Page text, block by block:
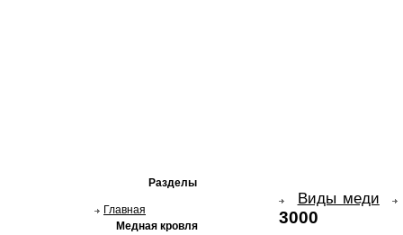
Разделы
Главная
Медная кровля
Виды меди
3000